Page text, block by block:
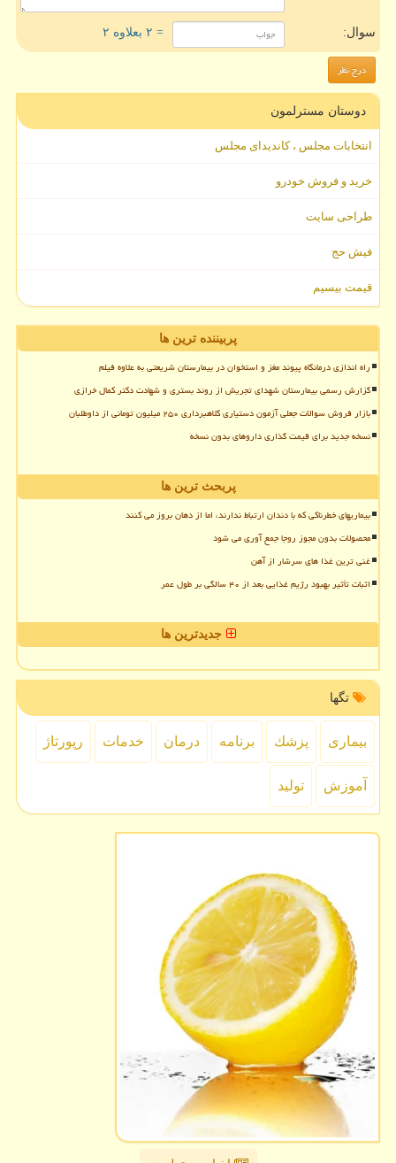
سوال: = ۲ بعلاوه ۲
دوستان مسترلمون
انتخابات مجلس ، کاندیدای مجلس
خرید و فروش خودرو
طراحی سایت
فیش حج
قیمت بیسیم
پربیننده ترین ها
راه اندازی درمانگاه پیوند مغز و استخوان در بیمارستان شریعتی به علاوه فیلم
گزارش رسمی بیمارستان شهدای تجریش از روند بستری و شهادت دکتر کمال خرازی
بازار فروش سوالات جعلی آزمون دستیاری کلاهبرداری ۲۵۰ میلیون تومانی از داوطلبان
نسخه جدید برای قیمت گذاری داروهای بدون نسخه
پربحث ترین ها
بیماریهای خطرناکی که با دندان ارتباط ندارند، اما از دهان بروز می کنند
محصولات بدون مجوز روجا جمع آوری می شود
غنی ترین غذا های سرشار از آهن
اثبات تأثیر بهبود رژیم غذایی بعد از ۴۰ سالگی بر طول عمر
جدیدترین ها
تگها
بیماری پزشك برنامه درمان خدمات رپورتاژ
آموزش تولید